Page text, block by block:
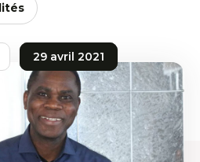
29 avril 2021